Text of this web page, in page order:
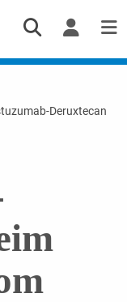
Deruxtecan